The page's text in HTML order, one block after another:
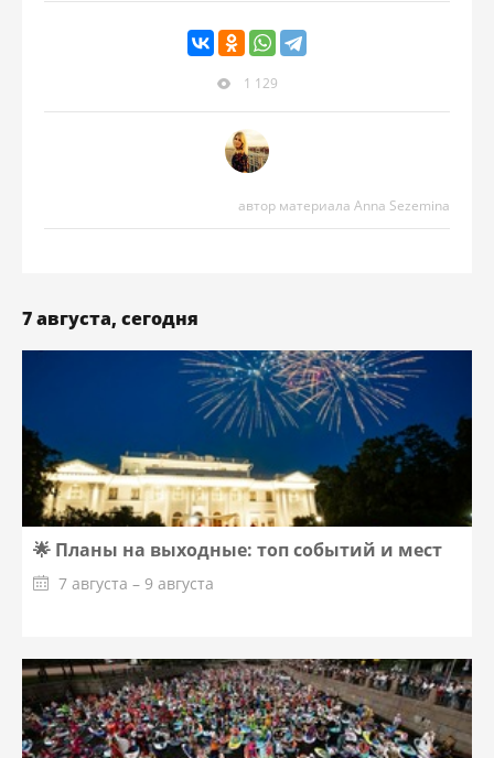
1 129
автор материала Anna Sezemina
7 августа, сегодня
🌟 Планы на выходные: топ событий и мест
7 августа – 9 августа